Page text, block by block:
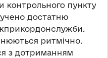
контрольного пункту
достатню
ритмічно.
з дотриманням